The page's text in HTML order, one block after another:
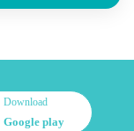
Download
Google play